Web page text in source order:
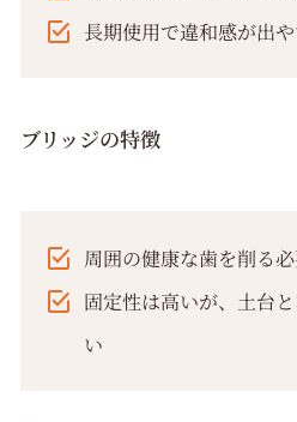
長期使用で違和感が出
ブリッジの特徴
周囲の健康な歯を削る
固定性は高いが、土台
い